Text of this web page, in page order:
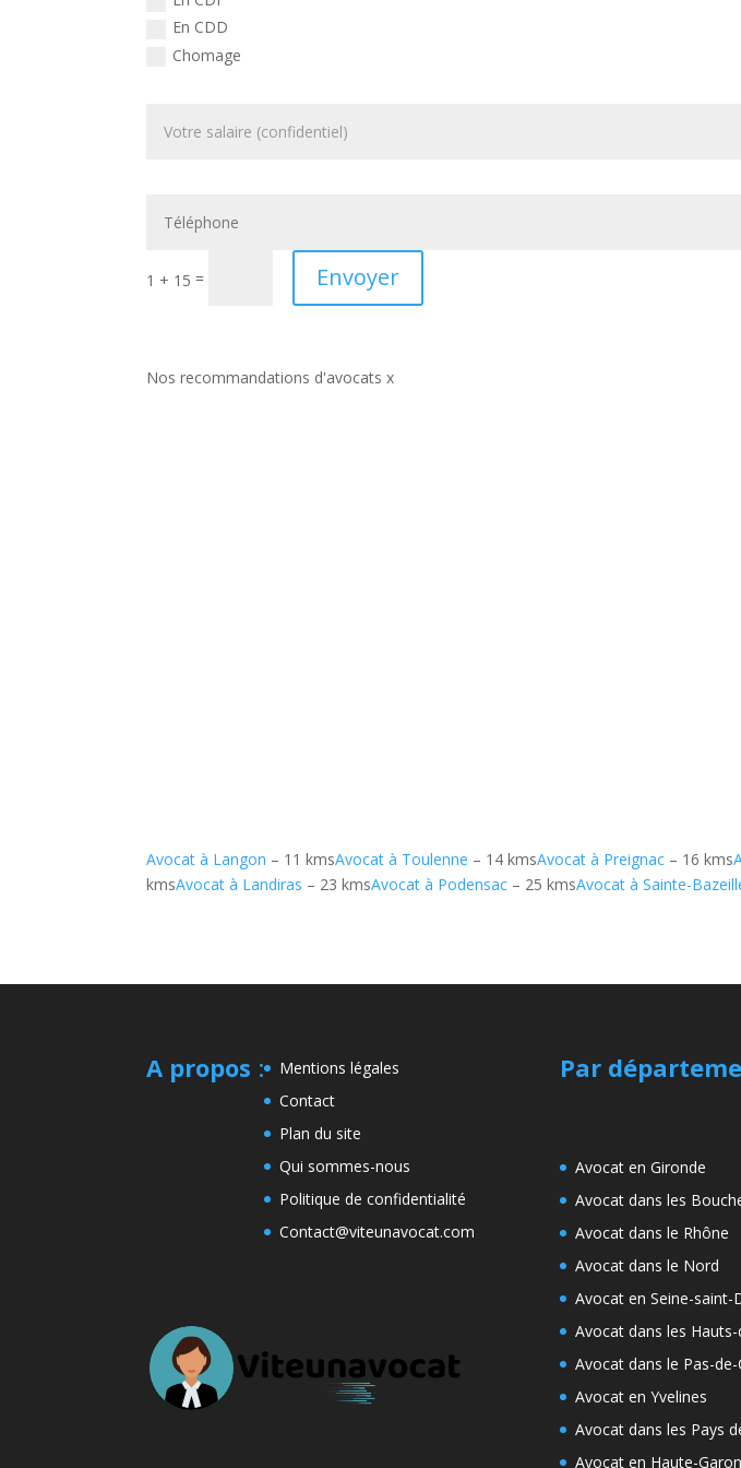
En CDD
Chomage
1 + 15 = Envoyer
Nos recommandations d'avocats x
Avocat à Langon – 11 kmsAvocat à Toulenne – 14 kmsAvocat à Preignac – 16 kms
kmsAvocat à Landiras – 23 kmsAvocat à Podensac – 25 kmsAvocat à Sainte-
A propos :
Mentions légales
Contact
Plan du site
Qui sommes-nous
Politique de confidentialité
Contact@viteunavocat.com
Par
Avocat en Gironde
Avocat dans les
Avocat dans le Rhône
Avocat dans le Nord
Avocat en Seine-saint-
Avocat dans les Hauts-
Avocat dans le Pas-de-
Avocat en Yvelines
Avocat dans les Pays
Avocat en Haute-